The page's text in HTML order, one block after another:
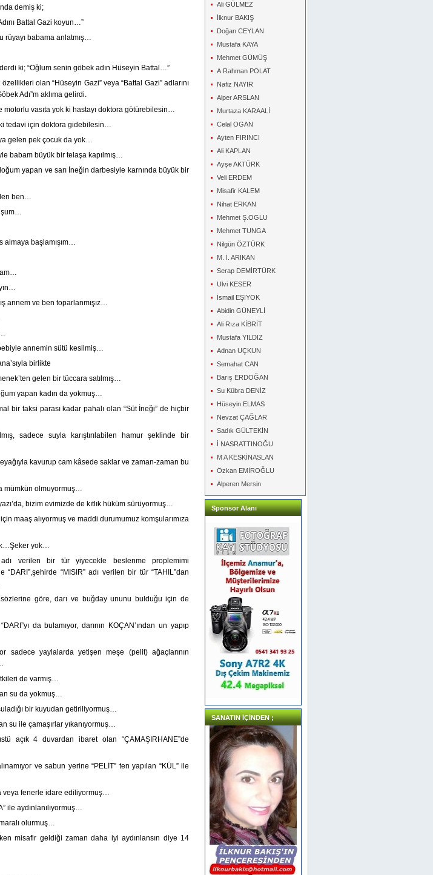
demiş ki;
Battal Gazi koyun…”
rüyayı babama anlatmış…
ki; “Oğlum senin göbek adın Hüseyin Battal…”
olan “Hüseyin Gazi” veya “Battal Gazi” adlarını
Adı”m aklıma gelirdi.
vasıta yok ki hastayı doktora götürebilesin…
tedavi için doktora gidebilesin…
gelen pek çocuk da yok…
babam büyük bir telaşa kapılmış…
yapan ve sarı İneğin darbesiyle karnında büyük bir
ben…
almaya başlamışım…
annem ve ben toparlanmışız…
annemin sütü kesilmiş…
birlikte
gelen bir tüccara satılmış…
yapan kadın da yokmuş…
bir taksi parası kadar pahalı olan “Süt İneği” de hiçbir
sadece suyla karıştırılabilen hamur şeklinde bir
kavurup cam kâsede saklar ve zaman-zaman bu
mümkün olmuyormuş…
bizim evimizde de kıtlık hüküm sürüyormuş…
maaş alıyormuş ve maddi durumumuz komşularımıza
yok…
verilen bir tür yiyecekle beslenme proplemimi
“MISIR” adı verilen bir tür “TAHIL”dan
sözlerine göre, darı ve buğday ununu bulduğu için de
da bulamıyor, darının KOÇAN’ından un yapıp
sadece yaylalarda yetişen meşe (pelit) ağaçlarının
de varmış…
su da yokmuş…
bir kuyudan getiriliyormuş…
su ile çamaşırlar yıkanıyormuş…
açık 4 duvardan ibaret olan “ÇAMAŞIRHANE”de
ve sabun yerine “PELİT” ten yapılan “KÜL” ile
veya fenerle idare ediliyormuş…
ile aydınlanılıyormuş…
olurmuş…
misafir geldiği zaman daha iyi aydınlansın diye 14
Ali GÜLMEZ
İlknur BAKIŞ
Doğan CEYLAN
Mustafa KAYA
Mehmet GÜMÜŞ
A.Rahman POLAT
Nafiz NAYIR
Alper ARSLAN
Murtaza KARAALİ
Celal OGAN
Ayten FIRINCI
Ali KAPLAN
Ayşe AKTÜRK
Veli ERDEM
Misafir KALEM
Nihat ERKAN
Mehmet Ş.OGLU
Mehmet TUNGA
Nilgün ÖZTÜRK
M. İ. ARIKAN
Serap DEMİRTÜRK
Ulvi KESER
İsmail EŞİYOK
Abidin GÜNEYLİ
Ali Rıza KİBRİT
Mustafa YILDIZ
Adnan UÇKUN
Semahat CAN
Barış ERDOĞAN
Su Kübra DENİZ
Hüseyin ELMAS
Nevzat ÇAĞLAR
Sadık GÜLTEKİN
İ NASRATTINOĞU
M A KESKİNASLAN
Özkan EMİROĞLU
Alperen Mersin
Sponsor Alanı
SANATIN İÇİNDEN ;